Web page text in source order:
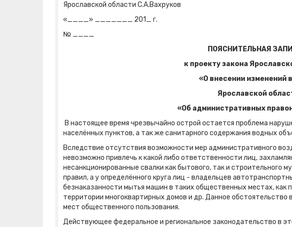
Ярославской области С.А.Вахруков
«____» _______ 201_ г.
№ ____
ПОЯСНИТЕЛЬНАЯ
к проекту закона
«О внесении изменений
Ярославской
«Об административных
В настоящее время чрезвычайно острой остается проблема
населённых пунктов, а так же санитарного содержания водных
Вследствие отсутствия возможности мер административного
невозможно привлечь к какой либо ответственности лиц,
несанкционированные свалки как бытового, так и строительного
правил, а у определённого круга лиц - владельцев
безнаказанности мытья машин в таких общественных местах, как
территории многоквартирных домов и др. Данное
мест общественного пользования.
Действующее федеральное и региональное законодательство в